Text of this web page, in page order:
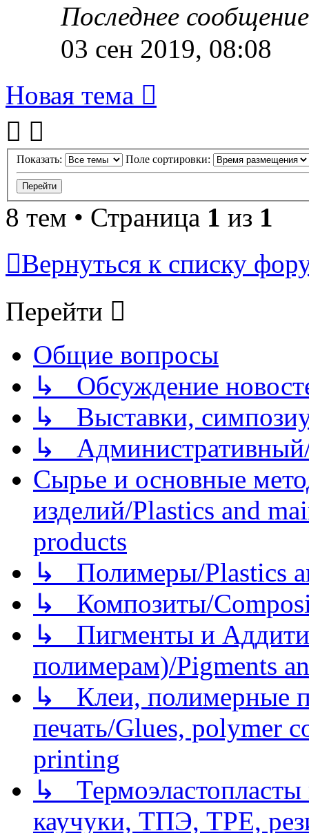
Последнее
03 сен 2019, 08:08
Новая тема
Показать: Поле сортировки:
8 тем • Страница 1 из 1
Вернуться к списку
Перейти
Общие вопросы
↳ Обсуждение
↳ Выставки,
↳
Сырье и основные
изделий/Plastics and
products
↳ Полимеры/Plastics
↳ Композиты/
↳ Пигменты и
полимерам)/Pigments
↳ Клеи, полимерные
печать/Glues, polymer
printing
↳
каучуки, ТПЭ, TPE,